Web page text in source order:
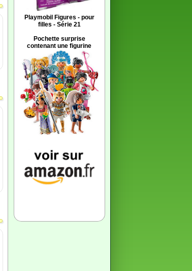
Playmobil Figures - pour
filles - Série 21
Pochette surprise
contenant une figurine